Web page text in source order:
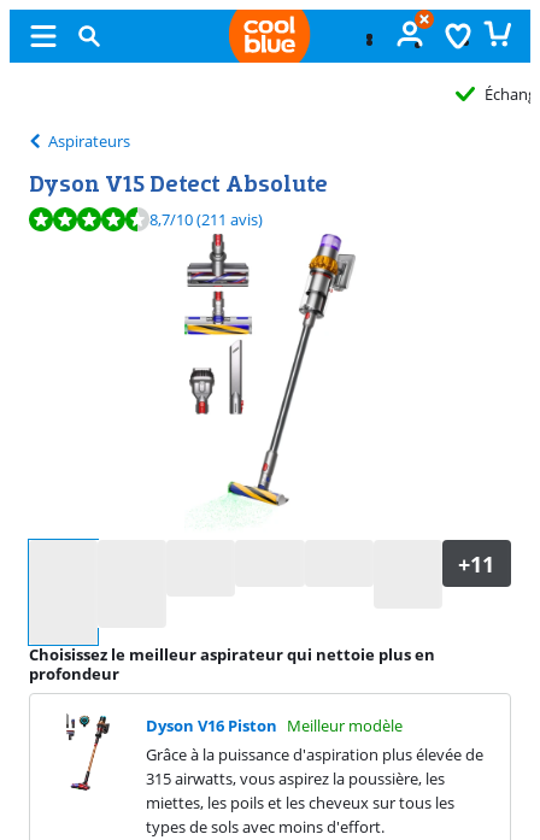
Aspirateurs
Dyson V15 Detect Absolute
La note est de 8,7 sur 10, basée sur 211 avis.
8,7/10(211 avis)
Choisissez le meilleur aspirateur qui nettoie plus en
profondeur
Dyson V16 Piston Meilleur modèle
Grâce à la puissance d'aspiration plus élevée de
315 airwatts, vous aspirez la poussière, les
miettes, les poils et les cheveux sur tous les
types de sols avec moins d'effort.